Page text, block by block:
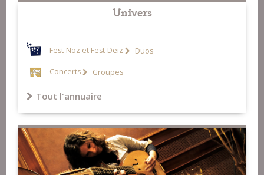
Univers
Fest-Noz et Fest-Deiz Duos
Concerts Groupes
Tout l'annuaire